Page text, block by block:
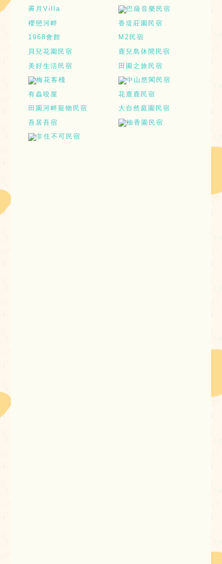
霽月Villa
巴薩音樂民宿
櫻戀河畔
香堤莊園民宿
1968會館
M2民宿
貝兒花園民宿
鹿兒島休閒民宿
美好生活民宿
田園之旅民宿
梅花客棧
中山悠閣民宿
有蟲咬屋
花鹿鹿民宿
田園河畔寵物民宿
大自然庭園民宿
吾居吾宿
柚香園民宿
非住不可民宿